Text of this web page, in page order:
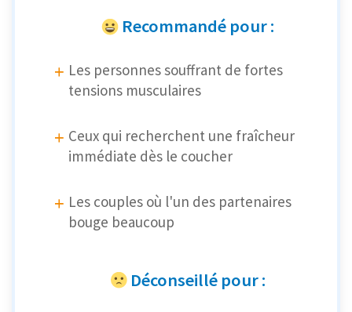
Recommandé pour :
Les personnes souffrant de fortes
tensions musculaires
Ceux qui recherchent une fraîcheur
immédiate dès le coucher
Les couples où l'un des partenaires
bouge beaucoup
Déconseillé pour :